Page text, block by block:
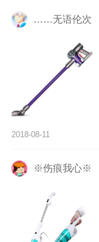
……无语伦次
2018-08-11
※伤痕我心※